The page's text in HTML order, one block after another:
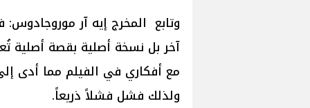
آخر بل نسخة أصلية بقصة أصلية
مع أفكاري في الفيلم مما أدى
ولذلك فشل فشلاً ذريعاً.